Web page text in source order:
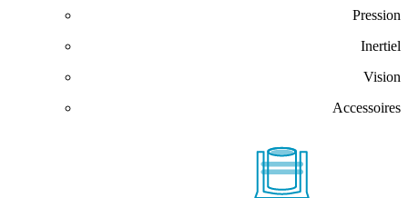
Pression
Inertiel
Vision
Accessoires